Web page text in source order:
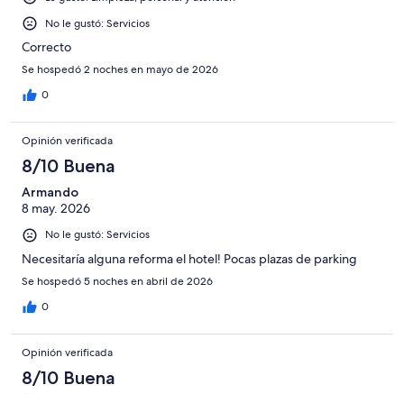
No le gustó: Servicios
Correcto
Se hospedó 2 noches en mayo de 2026
0
Opinión verificada
8/10 Buena
Armando
8 may. 2026
No le gustó: Servicios
Necesitaría alguna reforma el hotel! Pocas plazas de parking
Se hospedó 5 noches en abril de 2026
0
Opinión verificada
8/10 Buena